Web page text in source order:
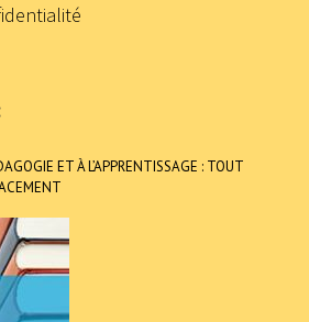
ET À L’APPRENTISSAGE : TOUT